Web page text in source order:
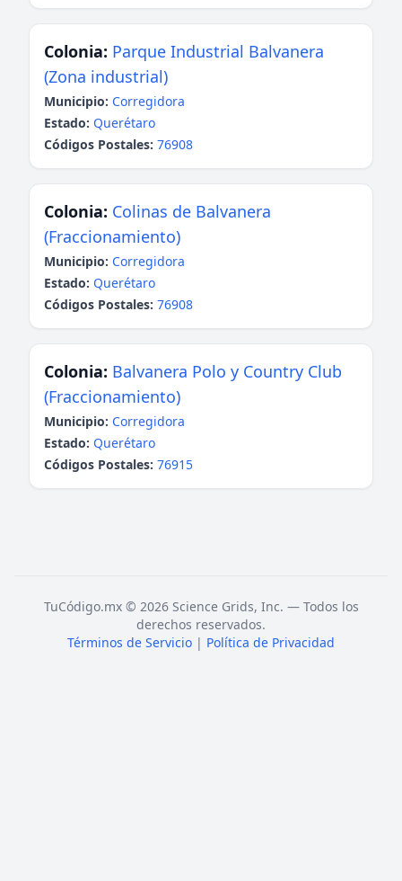
Colonia: Parque Industrial Balvanera
(Zona industrial)
Municipio: Corregidora
Estado: Querétaro
Códigos Postales: 76908
Colonia: Colinas de Balvanera
(Fraccionamiento)
Municipio: Corregidora
Estado: Querétaro
Códigos Postales: 76908
Colonia: Balvanera Polo y Country Club
(Fraccionamiento)
Municipio: Corregidora
Estado: Querétaro
Códigos Postales: 76915
TuCódigo.mx © 2026 Science Grids, Inc. — Todos los
derechos reservados.
Términos de Servicio | Política de Privacidad